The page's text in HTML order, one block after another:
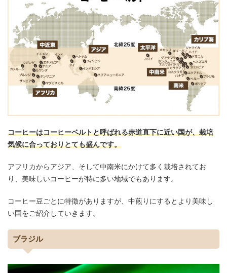
コーヒーはコーヒーベルトと呼ばれる赤道直下に近い国が、栽培
気候に合っておりとても盛んです。
アフリカからアジア、そして中南米にかけて多く栽培されてお
り、美味しいコーヒーが特に多い地域でもあります。
コーヒー豆ごとに特徴がありますが、中煎りにするとより美味し
い国をご紹介していきます。
ブラジル